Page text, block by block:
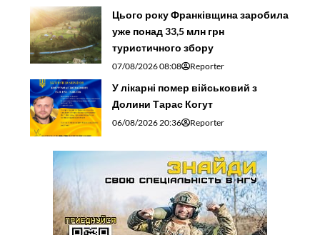
Цього року Франківщина заробила
уже понад 33,5 млн грн
туристичного збору
07/08/2026 08:08 Reporter
У лікарні помер військовий з
Долини Тарас Когут
06/08/2026 20:36 Reporter